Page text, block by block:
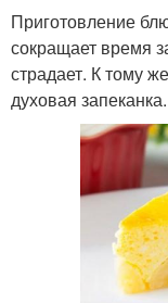
Приготовление
сокращает время
страдает. К тому
духовая запеканка.